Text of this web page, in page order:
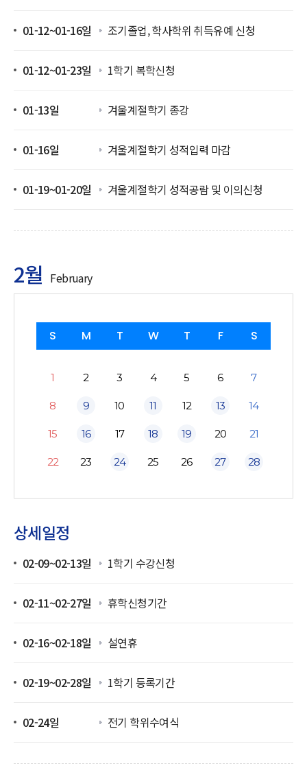
01-12~01-16일 조기졸업, 학사학위 취득유예 신청
01-12~01-23일 1학기 복학신청
01-13일 겨울계절학기 종강
01-16일 겨울계절학기 성적입력 마감
01-19~01-20일 겨울계절학기 성적공람 및 이의신청
2월 February
S M T W T F S
1 2 3 4 5 6 7
8 9 10 11 12 13 14
15 16 17 18 19 20 21
22 23 24 25 26 27 28
상세일정
02-09~02-13일 1학기 수강신청
02-11~02-27일 휴학신청기간
02-16~02-18일 설연휴
02-19~02-28일 1학기 등록기간
02-24일 전기 학위수여식